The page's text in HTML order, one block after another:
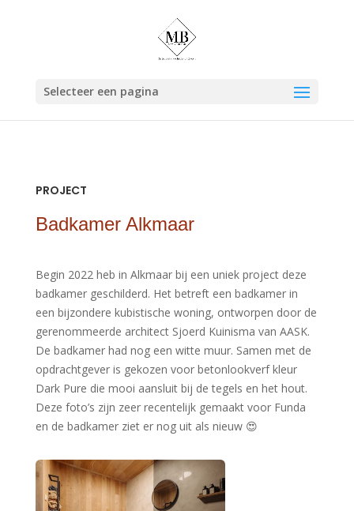
Selecteer een pagina
PROJECT
Badkamer Alkmaar
Begin 2022 heb in Alkmaar bij een uniek project deze
badkamer geschilderd. Het betreft een badkamer in
een bijzondere kubistische woning, ontworpen door de
gerenommeerde architect Sjoerd Kuinisma van AASK.
De badkamer had nog een witte muur. Samen met de
opdrachtgever is gekozen voor betonlookverf kleur
Dark Pure die mooi aansluit bij de tegels en het hout.
Deze foto’s zijn zeer recentelijk gemaakt voor Funda
en de badkamer ziet er nog uit als nieuw 😍